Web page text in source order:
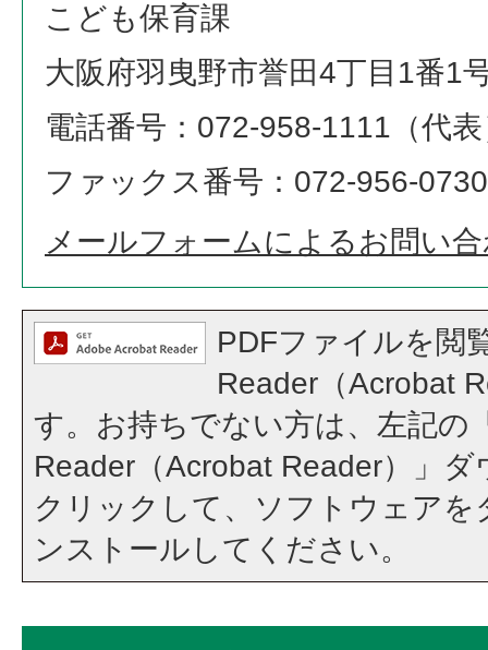
こども保育課
大阪府羽曳野市誉田4丁目1番1
電話番号：072-958-1111（代
ファックス番号：072-956-0730
メールフォームによるお問い
PDFファイルを閲
Reader（Acrobat
す。お持ちでない方は、左記の
Reader（Acrobat Reader）」
クリックして、ソフトウェア
ンストールしてください。